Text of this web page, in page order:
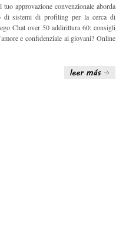
approvazione convenzionale aborda
di sistemi di profiling per la cerca di
Chat over 50 addirittura 60: consigli
e confidenziale ai giovani? Online